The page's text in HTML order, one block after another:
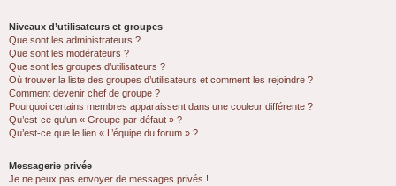
Niveaux d’utilisateurs et groupes
Que sont les administrateurs ?
Que sont les modérateurs ?
Que sont les groupes d’utilisateurs ?
Où trouver la liste des groupes d’utilisateurs et comment les rejoindre ?
Comment devenir chef de groupe ?
Pourquoi certains membres apparaissent dans une couleur différente ?
Qu’est-ce qu’un « Groupe par défaut » ?
Qu’est-ce que le lien « L’équipe du forum » ?
Messagerie privée
Je ne peux pas envoyer de messages privés !